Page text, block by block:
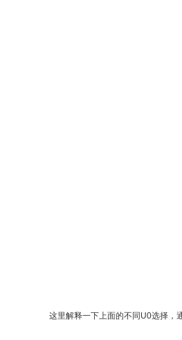
这里解释一下上面的不同U0选择，